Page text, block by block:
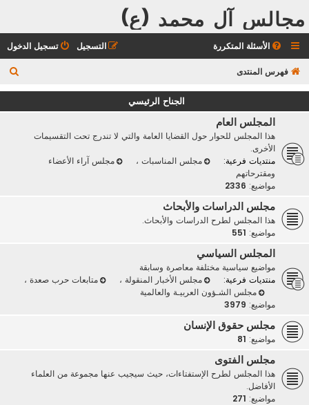
مجالس آل محمد (ع)
الأسئلة المتكررة تسجيل الدخول التسجيل
فهرس المنتدى
ح
الجناح الرئيسي
المجلس العام
هذا المجلس للحوار حول القضايا العامة والتي لا تندرج تحت التقسيمات
الأخرى.
منتديات فرعية:
مجلس المناسبات ،
مجلس آراء الأعضاء
ومقترحاتهم
مواضيع: 2336
مجلس الدراسات والأبحاث
هذا المجلس لطرح الدراسات والأبحاث.
مواضيع: 551
المجلس السياسي
مواضيع سياسية مختلفة معاصرة وسابقة
منتديات فرعية:
مجلس الأخبار المنقولة ، متابعات حرب صعدة ،
مجلس الشـؤون العربيـة والعالمية
مواضيع: 3979
مجلس حقوق الإنسان
مواضيع: 81
مجلس الفتوى
هذا المجلس لطرح الإستفتاءات، حيث سيجيب عنها مجموعة من العلماء
الأفاضل.
مواضيع: 271